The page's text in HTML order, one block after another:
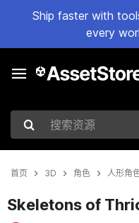
Ship faster with
every
搜索资源
首页 3D 角色 人形角
Skeletons of